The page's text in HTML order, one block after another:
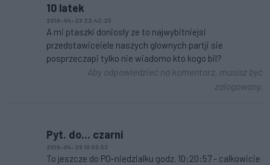
10 latek
2019-04-29 22:42:25
A mi ptaszki doniosly ze to najwybitniejsi
przedstawiceiele naszych glownych partji sie
posprzeczapi tylko nie wiadomo kto kogo bil?
Aby odpowiedzieć na komentarz, musisz być
zalogowany.
Pyt. do... czarni
2019-04-29 10:50:53
To jeszcze do PO-niedzialku godz. 10:20:57 - calkowicie